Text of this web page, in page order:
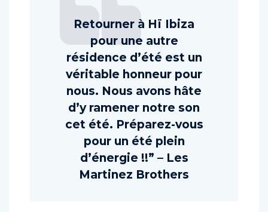
Retourner à Hï Ibiza
pour une autre
résidence d’été est un
véritable honneur pour
nous. Nous avons hâte
d’y ramener notre son
cet été. Préparez-vous
pour un été plein
d’énergie !!” – Les
Martinez Brothers